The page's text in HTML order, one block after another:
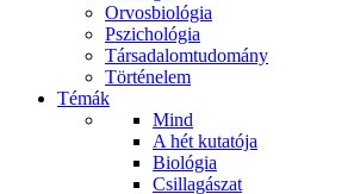
Orvosbiológia
Pszichológia
Társadalomtudomány
Történelem
Témák
Mind
A hét kutatója
Biológia
Csillagászat